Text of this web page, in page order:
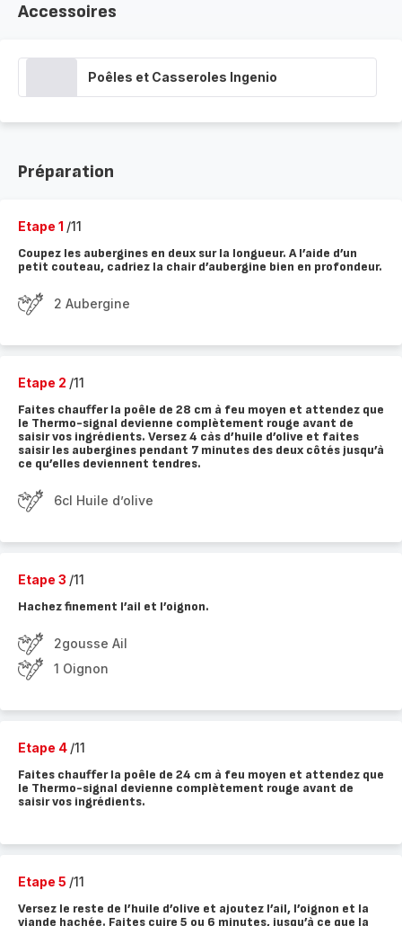
Accessoires
Poêles et Casseroles Ingenio
Préparation
Etape 1 /11
Coupez les aubergines en deux sur la longueur. A l’aide d’un
petit couteau, cadriez la chair d’aubergine bien en profondeur.
2 Aubergine
Etape 2 /11
Faites chauffer la poêle de 28 cm à feu moyen et attendez que
le Thermo-signal devienne complètement rouge avant de
saisir vos ingrédients. Versez 4 càs d’huile d’olive et faites
saisir les aubergines pendant 7 minutes des deux côtés jusqu’à
ce qu’elles deviennent tendres.
6cl Huile d’olive
Etape 3 /11
Hachez finement l’ail et l’oignon.
2gousse Ail
1 Oignon
Etape 4 /11
Faites chauffer la poêle de 24 cm à feu moyen et attendez que
le Thermo-signal devienne complètement rouge avant de
saisir vos ingrédients.
Etape 5 /11
Versez le reste de l’huile d’olive et ajoutez l’ail, l’oignon et la
viande hachée. Faites cuire 5 ou 6 minutes, jusqu’à ce que la